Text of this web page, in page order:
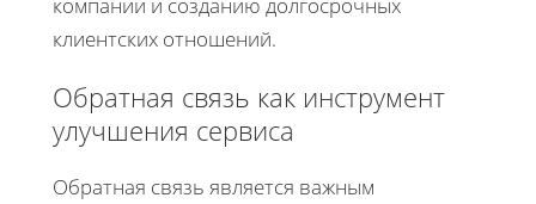
клиентских отношений.
Обратная связь как инструмент
улучшения сервиса
Обратная связь является важным